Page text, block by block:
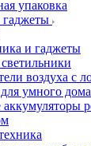
упаковка
гаджеты
и гаджеты
воздуха с
умного